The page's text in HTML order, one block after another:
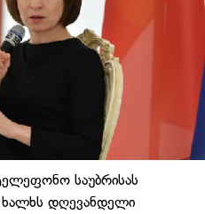
საუბრისას
დღევანდელი